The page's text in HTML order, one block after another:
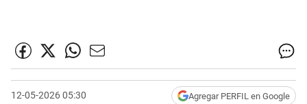
12-05-2026 05:30 Agregar PERFIL en Google